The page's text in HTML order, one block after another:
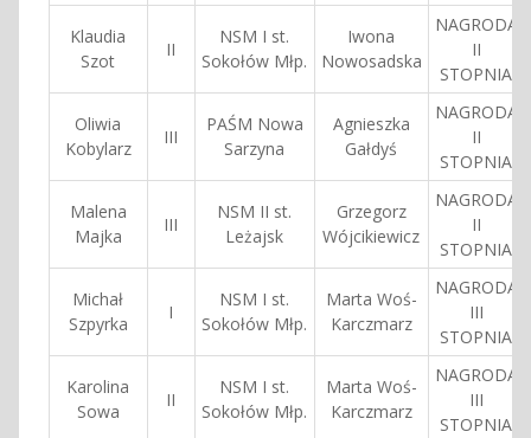
Klaudia
Szot
II
NSM I st.
Sokołów Młp.
Iwona
Nowosadska
NAGRODA
II
STOPNIA
Oliwia
Kobylarz
III
PAŚM Nowa
Sarzyna
Agnieszka
Gałdyś
NAGRODA
II
STOPNIA
Malena
Majka
III
NSM II st.
Leżajsk
Grzegorz
Wójcikiewicz
NAGRODA
II
STOPNIA
Michał
Szpyrka
I
NSM I st.
Sokołów Młp.
Marta Woś-
Karczmarz
NAGRODA
III
STOPNIA
Karolina
Sowa
II
NSM I st.
Sokołów Młp.
Marta Woś-
Karczmarz
NAGRODA
III
STOPNIA